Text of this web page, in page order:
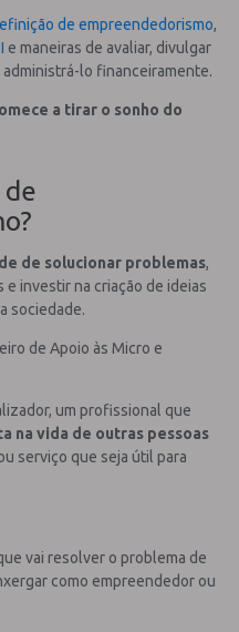
de empreendedorismo,
e maneiras de avaliar, divulgar
lo financeiramente.
a tirar o sonho do
de solucionar problemas,
investir na criação de ideias
sociedade.
de Apoio às Micro e
um profissional que
na vida de outras pessoas
serviço que seja útil para
vai resolver o problema de
como empreendedor ou